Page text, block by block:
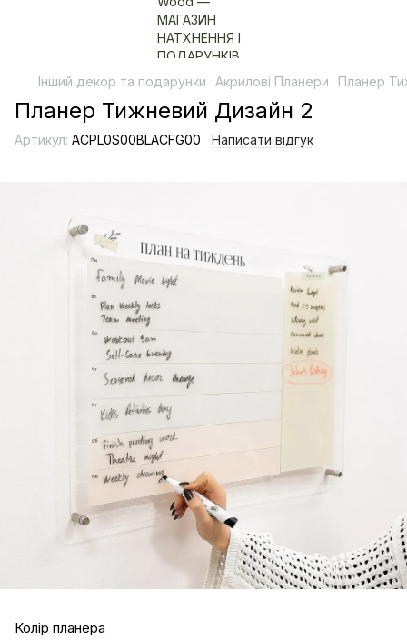
Інший декор та подарунки Акрилові Планери Планер
Планер Тижневий Дизайн 2
Артикул: ACPL0S00BLACFG00 Написати відгук
Колір планера